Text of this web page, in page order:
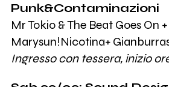
Punk&Contaminazioni
Mr Tokio & The Beat Goes On
Marysun!Nicotina+
Ingresso con tessera, inizio